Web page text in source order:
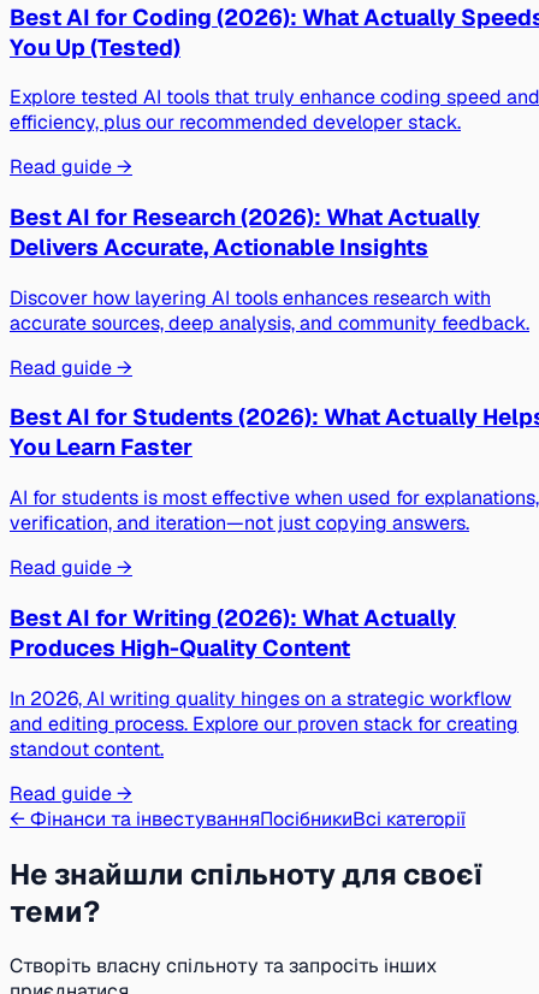
Best AI for Coding (2026): What Actually
You Up (Tested)
Explore tested AI tools that truly enhance coding speed and
efficiency, plus our recommended developer stack.
Read guide →
Best AI for Research (2026): What Actually
Delivers Accurate, Actionable Insights
Discover how layering AI tools enhances research with
accurate sources, deep analysis, and community feedback.
Read guide →
Best AI for Students (2026): What Actually
You Learn Faster
AI for students is most effective when used for explanations,
verification, and iteration—not just copying answers.
Read guide →
Best AI for Writing (2026): What Actually
Produces High-Quality Content
In 2026, AI writing quality hinges on a strategic workflow
and editing process. Explore our proven stack for creating
standout content.
Read guide →
← Фінанси та інвестуванняПосібникиВсі категорії
Не знайшли спільноту для своєї
теми?
Створіть власну спільноту та запросіть інших